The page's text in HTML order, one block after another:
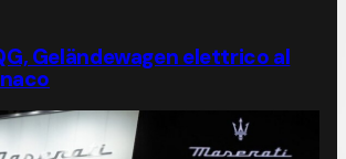
Geländewagen elettrico al